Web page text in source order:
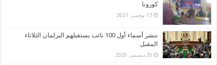
كورونا
13 نوفمبر، 2021
ننشر أسماء أول 100 نائب يستقبلهم البرلمان الثلاثاء
المقبل
20 ديسمبر، 2020